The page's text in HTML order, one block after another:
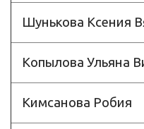
Шунькова Ксения
Копылова Ульяна
Кимсанова Робия